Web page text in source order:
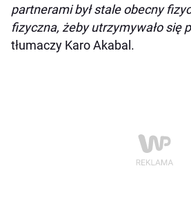
partnerami był stale obecny
fizyczna, żeby utrzymywało się
tłumaczy Karo Akabal.